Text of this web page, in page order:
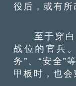
役后，或有所
至于穿白
战位的官兵
务”、“安全”
甲板时，也会